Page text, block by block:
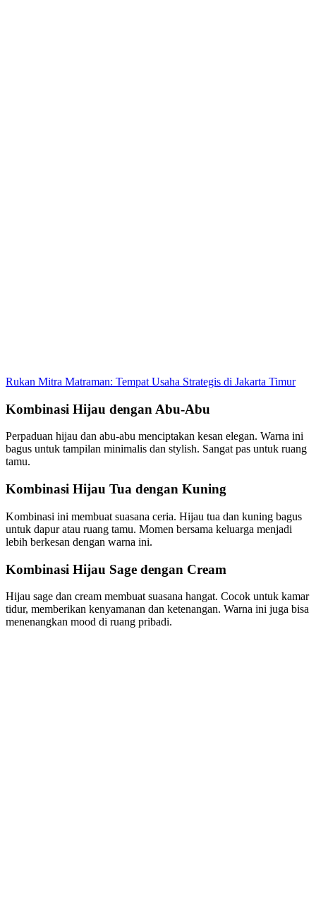
Rukan Mitra Matraman: Tempat Usaha Strategis di Jakarta Timur
Kombinasi Hijau dengan Abu-Abu
Perpaduan hijau dan abu-abu menciptakan kesan elegan. Warna ini
bagus untuk tampilan minimalis dan stylish. Sangat pas untuk ruang
tamu.
Kombinasi Hijau Tua dengan Kuning
Kombinasi ini membuat suasana ceria. Hijau tua dan kuning bagus
untuk dapur atau ruang tamu. Momen bersama keluarga menjadi
lebih berkesan dengan warna ini.
Kombinasi Hijau Sage dengan Cream
Hijau sage dan cream membuat suasana hangat. Cocok untuk kamar
tidur, memberikan kenyamanan dan ketenangan. Warna ini juga bisa
menenangkan mood di ruang pribadi.